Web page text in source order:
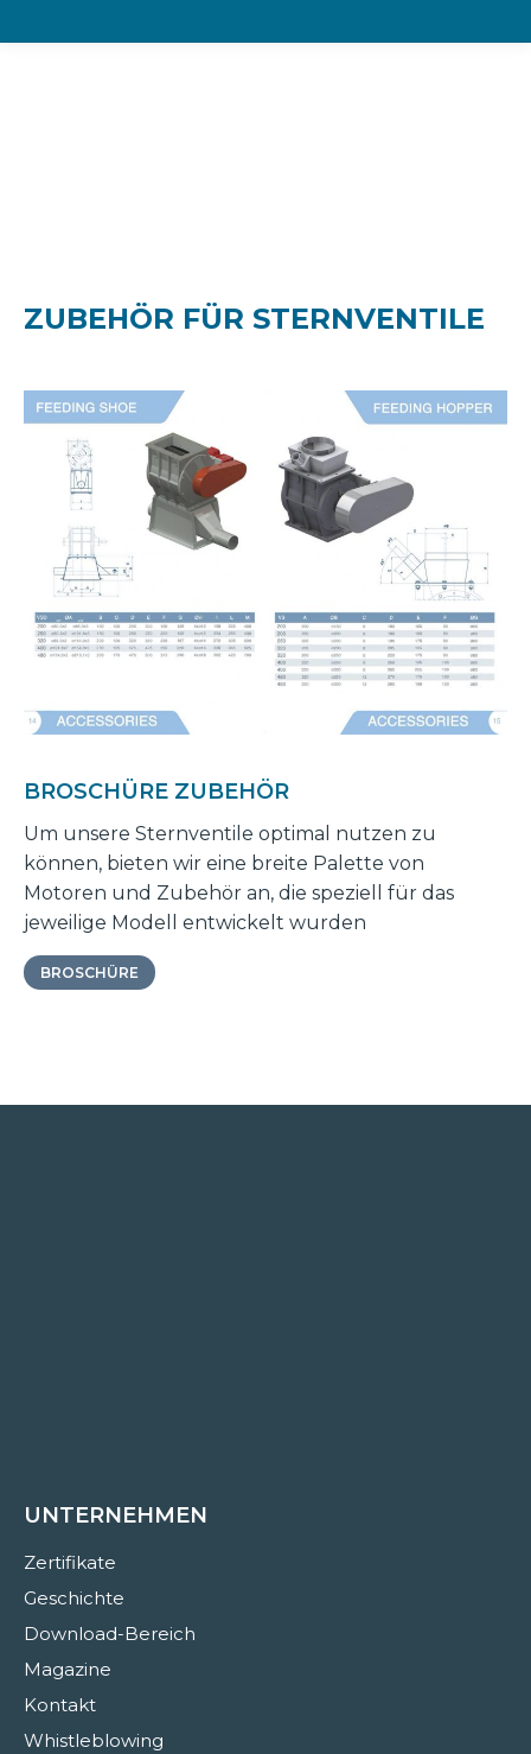
ZUBEHÖR FÜR STERNVENTILE
BROSCHÜRE ZUBEHÖR
Um unsere Sternventile optimal nutzen zu
können, bieten wir eine breite Palette von
Motoren und Zubehör an, die speziell für das
jeweilige Modell entwickelt wurden
BROSCHÜRE
UNTERNEHMEN
Zertifikate
Geschichte
Download-Bereich
Magazine
Kontakt
Whistleblowing